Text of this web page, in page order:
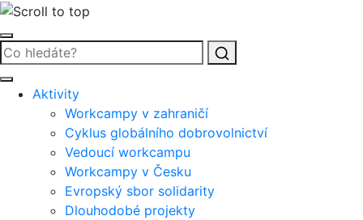
Vyhledat
Aktivity
Workcampy v zahraničí
Cyklus globálního dobrovolnictví
Vedoucí workcampu
Workcampy v Česku
Evropský sbor solidarity
Dlouhodobé projekty